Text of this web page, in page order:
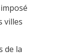
villes
de la